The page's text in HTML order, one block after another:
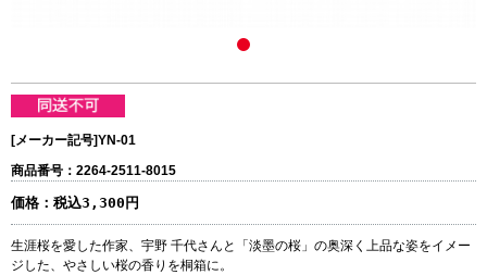
[メーカー記号]YN-01
商品番号：2264-2511-8015
価格： 税込3,300円
生涯桜を愛した作家、宇野 千代さんと「淡墨の桜」の奥深く上品な姿をイメー
ジした、やさしい桜の香りを桐箱に。